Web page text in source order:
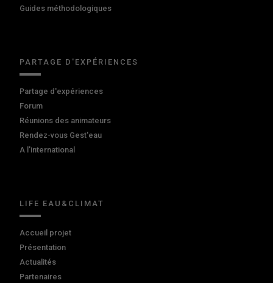
Guides méthodologiques
PARTAGE D'EXPÉRIENCES
Partage d'expériences
Forum
Réunions des animateurs
Rendez-vous Gest'eau
A l'international
LIFE EAU&CLIMAT
Accueil projet
Présentation
Actualités
Partenaires